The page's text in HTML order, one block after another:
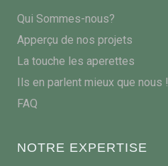
Qui Sommes-nous?
Apperçu de nos projets
La touche les aperettes
Ils en parlent mieux que nous !
FAQ
NOTRE EXPERTISE